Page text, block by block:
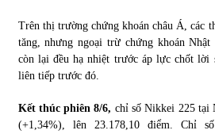
Trên thị trường chứng khoán châu Á, các
tăng, nhưng ngoại trừ chứng khoán
còn lại đều hạ nhiệt trước áp lực chốt lời
liên tiếp trước đó.
Kết thúc phiên 8/6, chỉ số Nikkei 225 tại
(+1,34%), lên 23.178,10 điểm. Chỉ